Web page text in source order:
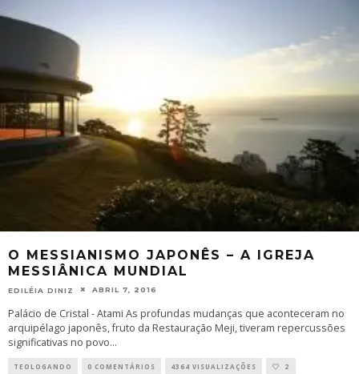
O MESSIANISMO JAPONÊS – A IGREJA
MESSIÂNICA MUNDIAL
EDILÉIA DINIZ ABRIL 7, 2016
Palácio de Cristal - Atami As profundas mudanças que aconteceram no
arquipélago japonês, fruto da Restauração Meji, tiveram repercussões
significativas no povo...
TEOLOGANDO 0 COMENTÁRIOS 4364 VISUALIZAÇÕES 2